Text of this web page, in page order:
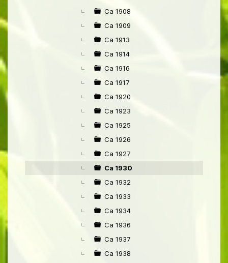
Ca 1908
Ca 1909
Ca 1913
Ca 1914
Ca 1916
Ca 1917
Ca 1920
Ca 1923
Ca 1925
Ca 1926
Ca 1927
Ca 1930
Ca 1932
Ca 1933
Ca 1934
Ca 1936
Ca 1937
Ca 1938